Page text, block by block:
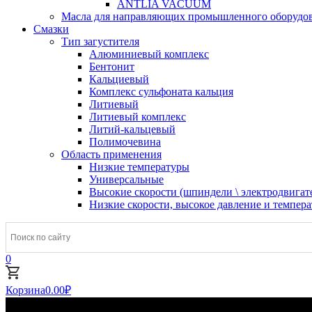
ANTLIA VACUUM
Масла для направляющих промышленного
Смазки
Тип загустителя
Алюминиевый комплекс
Бентонит
Кальциевый
Комплекс сульфоната кальция
Литиевый
Литиевый комплекс
Литий-кальцевый
Полимочевина
Область применения
Низкие температуры
Универсальные
Высокие скорости (шпиндели \
Низкие скорости, высокое давление и
0
Корзина0.00₽